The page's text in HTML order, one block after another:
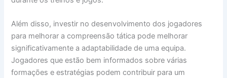
Além disso, investir no desenvolvimento dos jogadores
para melhorar a compreensão tática pode melhorar
significativamente a adaptabilidade de uma equipa.
Jogadores que estão bem informados sobre várias
formações e estratégias podem contribuir para um